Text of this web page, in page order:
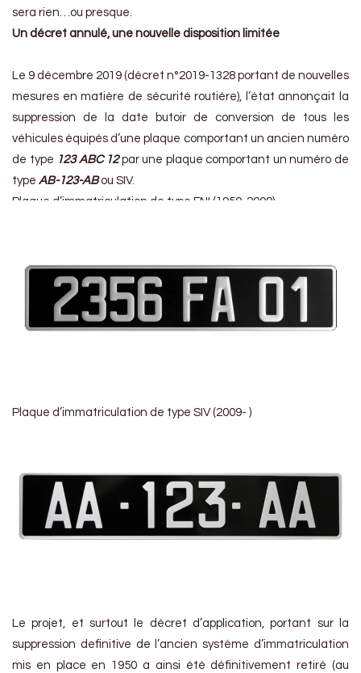
sera rien…ou presque.
Un décret annulé, une nouvelle disposition limitée
Le 9 décembre 2019 (décret n°2019-1328 portant de nouvelles
mesures en matière de sécurité routière), l’état annonçait la
suppression de la date butoir de conversion de tous les
véhicules équipés d’une plaque comportant un ancien numéro
de type 123 ABC 12par une plaque comportant un numéro de
type AB-123-ABou SIV.
Plaque d’immatriculation de type FNI (1950-2009)
Plaque d’immatriculation de type SIV (2009- )
Le projet, et surtout le décret d’application, portant sur la
suppression definitive de l’ancien système d’immatriculation
mis en place en 1950 a ainsi été définitivement retiré (au